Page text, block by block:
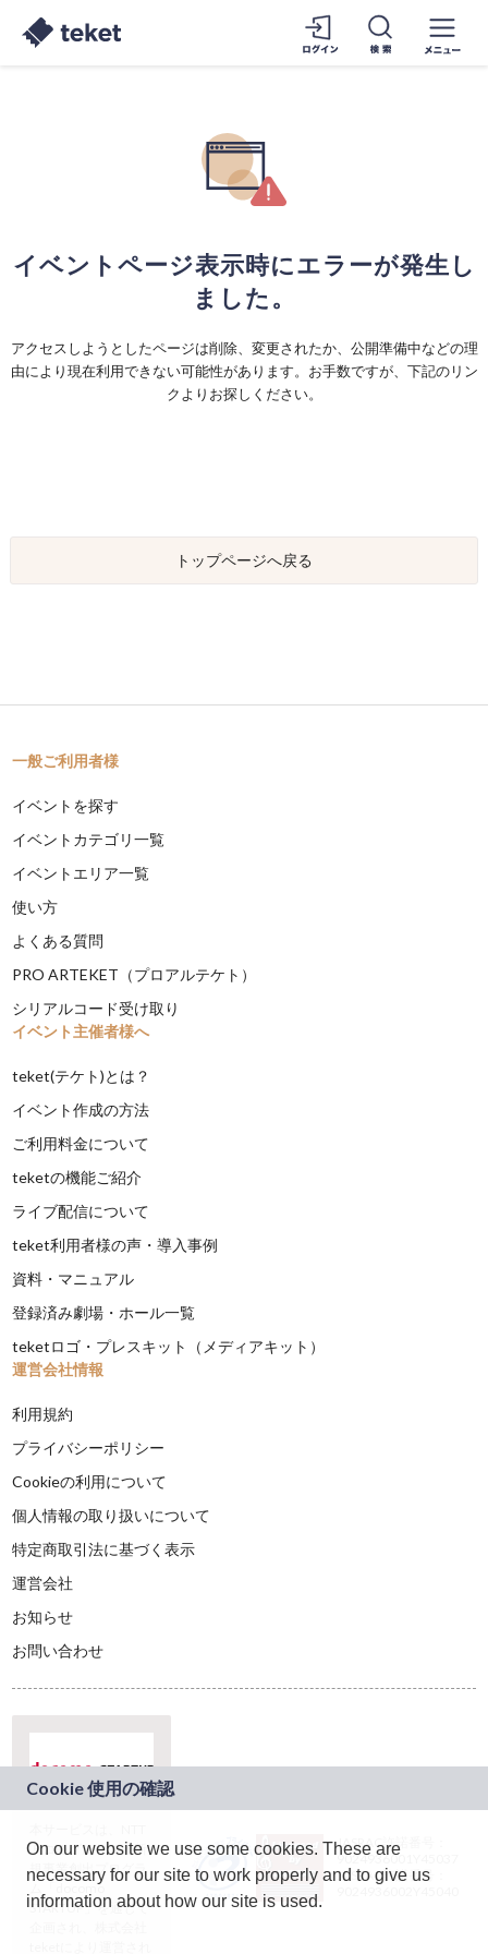
イベントページ表示時にエラーが発生し
ました。
アクセスしようとしたページは削除、変更されたか、公開準備中などの理
由により現在利用できない可能性があります。お手数ですが、下記のリン
クよりお探しください。
トップページへ戻る
一般ご利用者様
イベントを探す
イベントカテゴリ一覧
イベントエリア一覧
使い方
よくある質問
PRO ARTEKET（プロアルテケト）
シリアルコード受け取り
イベント主催者様へ
teket(テケト)とは？
イベント作成の方法
ご利用料金について
teketの機能ご紹介
ライブ配信について
teket利用者様の声・導入事例
資料・マニュアル
登録済み劇場・ホール一覧
teketロゴ・プレスキット（メディアキット）
運営会社情報
利用規約
プライバシーポリシー
Cookieの利用について
個人情報の取り扱いについて
特定商取引法に基づく表示
運営会社
お知らせ
お問い合わせ
ドコモグループの新
規事業創出プログラ
ム「docomo
STARTUP」を通じて
JASRAC許諾番号：
9024936001Y45037
JASRAC許諾番号：
On our website we use some cookies. These are
necessary for our site to work properly and to give us
information about how our site is used.